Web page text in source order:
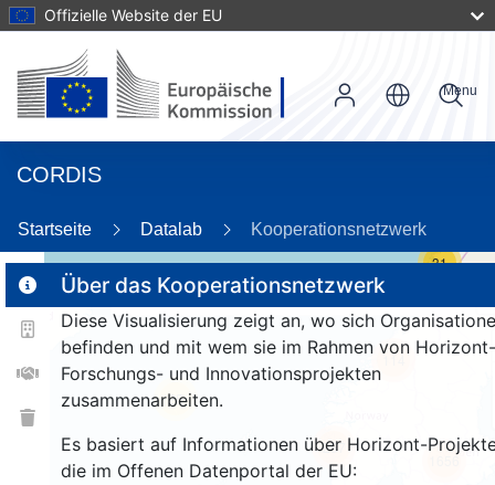
Offizielle Website der EU
CORDIS
Menu
Startseite Datalab Kooperationsnetzwerk
Über das Kooperationsnetzwerk
Diese Visualisierung zeigt an, wo sich
befinden und mit wem sie im Rahmen von Horizont-
Forschungs- und Innovationsprojekten
zusammenarbeiten.
Es basiert auf Informationen über Horizont-
die im Offenen Datenportal der EU:
31
25
114
257
1656